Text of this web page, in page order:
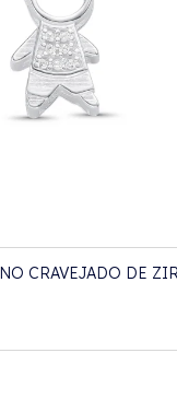
CRAVEJADO DE